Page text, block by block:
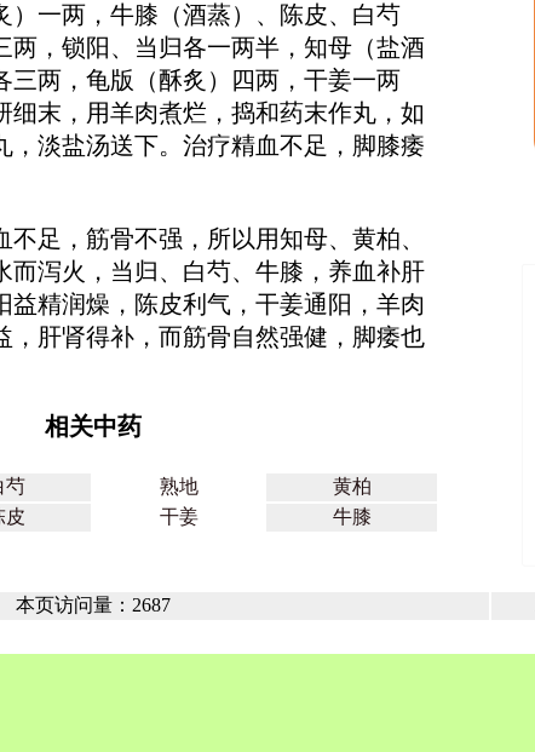
）一两，牛膝（酒蒸）、陈皮、白芍
两，锁阳、当归各一两半，知母（盐酒
三两，龟版（酥炙）四两，干姜一两
细末，用羊肉煮烂，捣和药末作丸，如
，淡盐汤送下。治疗精血不足，脚膝痿
足，筋骨不强，所以用知母、黄柏、
而泻火，当归、白芍、牛膝，养血补肝
益精润燥，陈皮利气，干姜通阳，羊肉
，肝肾得补，而筋骨自然强健，脚痿也
相关中药
芍 熟地
黄柏
皮 干姜
牛膝
本页访问量：2687